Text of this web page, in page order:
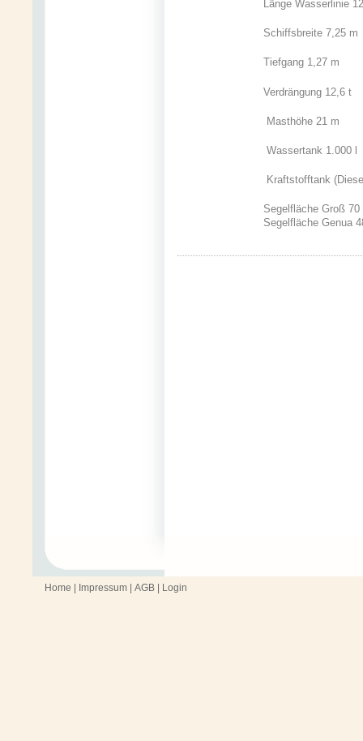
Länge Wasserlinie
Schiffsbreite 7,25 m
Tiefgang 1,27 m
Verdrängung 12,6 t
Masthöhe 21 m
Wassertank 1.000 l
Kraftstofftank
Segelfläche Groß 70
Segelfläche Genua
Home | Impressum | AGB | Login